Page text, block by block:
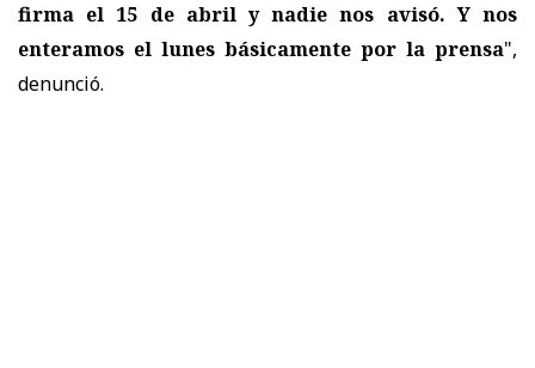
firma el 15 de abril y nadie nos avisó. Y nos
enteramos el lunes básicamente por la prensa",
denunció.